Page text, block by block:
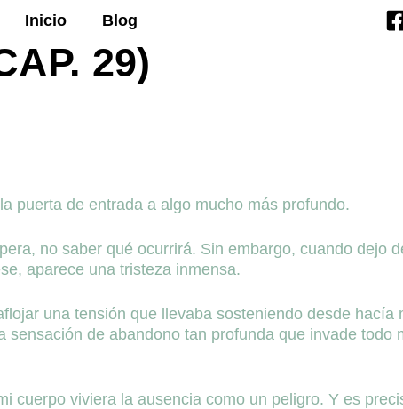
Inicio Blog
29)
puerta de entrada a algo mucho más profundo.
no saber qué ocurrirá. Sin embargo, cuando dejo
aparece una tristeza inmensa.
una tensión que llevaba sosteniendo desde hacía
de abandono tan profunda que invade todo
cuerpo viviera la ausencia como un peligro. Y es